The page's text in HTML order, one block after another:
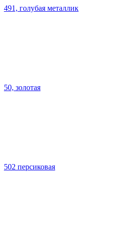
491, голубая металлик
50, золотая
502 персиковая